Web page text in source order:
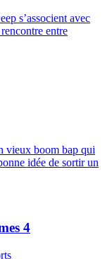
s’associent avec
entre
vieux boom bap qui
idée de sortir un
4